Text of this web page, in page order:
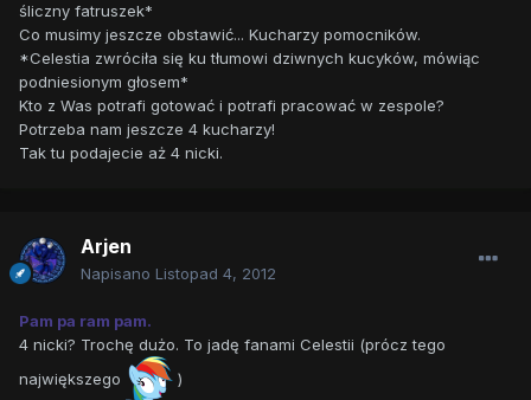
śliczny fatruszek*
Co musimy jeszcze obstawić... Kucharzy pomocników.
*Celestia zwróciła się ku tłumowi dziwnych kucyków, mówiąc
podniesionym głosem*
Kto z Was potrafi gotować i potrafi pracować w zespole?
Potrzeba nam jeszcze 4 kucharzy!
Tak tu podajecie aż 4 nicki.
Arjen
Napisano Listopad 4, 2012
Pam pa ram pam.
4 nicki? Trochę dużo. To jadę fanami Celestii (prócz tego
największego
)